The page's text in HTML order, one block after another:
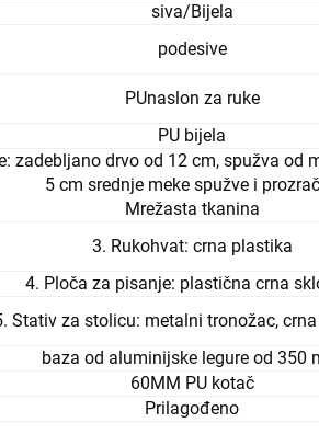
siva/Bijela
podesive
PUnaslon za ruke
PU bijela
zadebljano drvo od 12 cm, spužva od
5 cm srednje meke spužve i
Mrežasta tkanina
3. Rukohvat: crna plastika
4. Ploča za pisanje: plastična crna
Stativ za stolicu: metalni tronožac,
baza od aluminijske legure od 350
60MM PU kotač
Prilagođeno